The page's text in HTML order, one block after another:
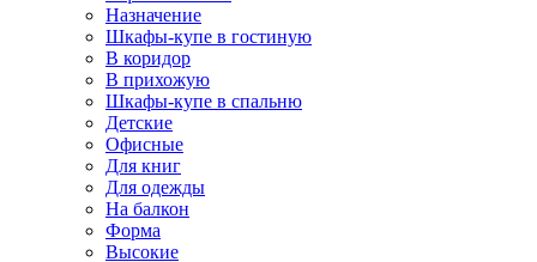
Назначение
Шкафы-купе в гостиную
В коридор
В прихожую
Шкафы-купе в спальню
Детские
Офисные
Для книг
Для одежды
На балкон
Форма
Высокие